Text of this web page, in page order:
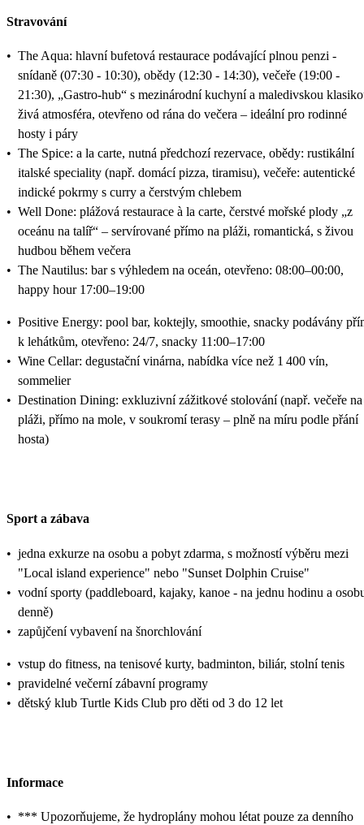
Stravování
• The Aqua: hlavní bufetová restaurace podávající plnou penzi -
snídaně (07:30 - 10:30), obědy (12:30 - 14:30), večeře (19:00 -
21:30), „Gastro-hub“ s mezinárodní kuchyní a maledivskou
živá atmosféra, otevřeno od rána do večera – ideální pro rodinné
hosty i páry
• The Spice: a la carte, nutná předchozí rezervace, obědy: rustikální
italské speciality (např. domácí pizza, tiramisu), večeře: autentické
indické pokrmy s curry a čerstvým chlebem
• Well Done: plážová restaurace à la carte, čerstvé mořské plody „z
oceánu na talíř“ – servírované přímo na pláži, romantická, s živou
hudbou během večera
• The Nautilus: bar s výhledem na oceán, otevřeno: 08:00–00:00,
happy hour 17:00–19:00
• Positive Energy: pool bar, koktejly, smoothie, snacky podávány
k lehátkům, otevřeno: 24/7, snacky 11:00–17:00
• Wine Cellar: degustační vinárna, nabídka více než 1 400 vín,
sommelier
• Destination Dining: exkluzivní zážitkové stolování (např. večeře na
pláži, přímo na mole, v soukromí terasy – plně na míru podle přání
hosta)
Sport a zábava
• jedna exkurze na osobu a pobyt zdarma, s možností výběru mezi
"Local island experience" nebo "Sunset Dolphin Cruise"
• vodní sporty (paddleboard, kajaky, kanoe - na jednu hodinu a
denně)
• zapůjčení vybavení na šnorchlování
• vstup do fitness, na tenisové kurty, badminton, biliár, stolní tenis
• pravidelné večerní zábavní programy
• dětský klub Turtle Kids Club pro děti od 3 do 12 let
Informace
• *** Upozorňujeme, že hydroplány mohou létat pouze za denního